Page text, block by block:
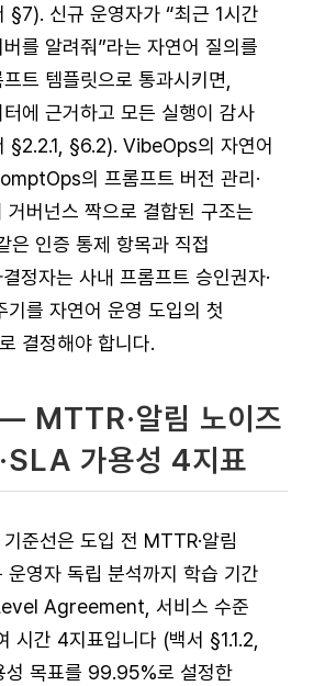
§7). 신규 운영자가 “최근 1시간
를 알려줘”라는 자연어 질의를
트 템플릿으로 통과시키면,
에 근거하고 모든 실행이 감사
§2.2.1, §6.2). VibeOps의 자연어
의 프롬프트 버전 관리·
거버넌스 짝으로 결합된 구조는
은 인증 통제 항목과 직접
정자는 사내 프롬프트 승인권자·
기를 자연어 운영 도입의 첫
결정해야 합니다.
MTTR·알림 노이즈
가용성 4지표
준선은 도입 전 MTTR·알림
운영자 독립 분석까지 학습 기간
Agreement, 서비스 수준
시간 4지표입니다 (백서 §1.1.2,
성 목표를 99.95%로 설정한